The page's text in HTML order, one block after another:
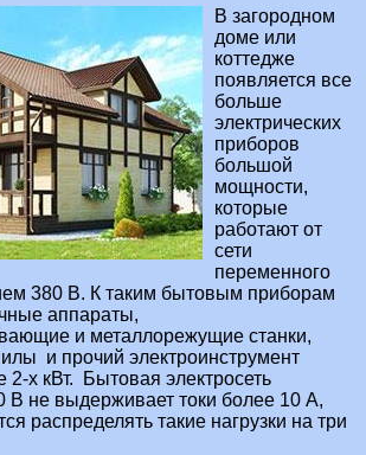
В загородном
доме или
коттедже
появляется все
больше
электрических
приборов
большой
мощности,
которые
работают от
сети
переменного
380 В. К таким бытовым приборам
аппараты,
и металлорежущие станки,
и прочий электроинструмент
х кВт. Бытовая электросеть
В не выдерживает токи более 10 А,
распределять такие нагрузки на три